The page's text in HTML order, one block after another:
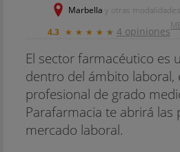
Marbella y otras modalidades
4.3 ★ ★ ★ ★ ★ 4 opiniones
El sector farmacéutico es
dentro del ámbito laboral,
profesional de grado
Parafarmacia te abrirá las
mercado laboral.